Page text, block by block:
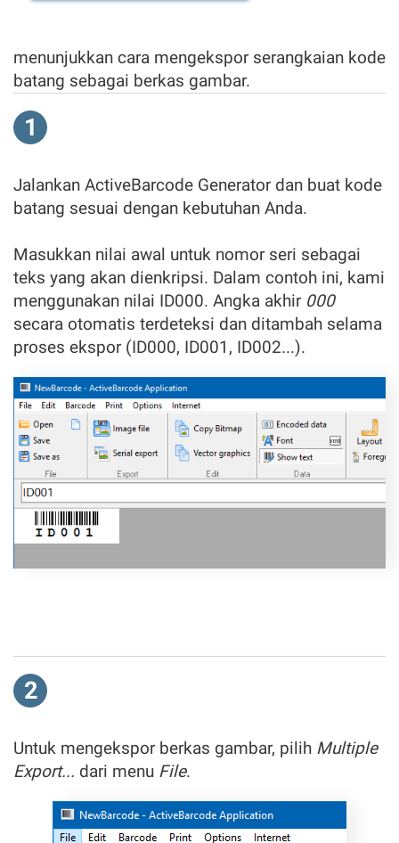
menunjukkan cara mengekspor serangkaian kode
batang sebagai berkas gambar.
1
Jalankan ActiveBarcode Generator dan buat kode
batang sesuai dengan kebutuhan Anda.
Masukkan nilai awal untuk nomor seri sebagai
teks yang akan dienkripsi. Dalam contoh ini, kami
menggunakan nilai ID000. Angka akhir 000
secara otomatis terdeteksi dan ditambah selama
proses ekspor (ID000, ID001, ID002...).
2
Untuk mengekspor berkas gambar, pilih Multiple
Export... dari menu File.